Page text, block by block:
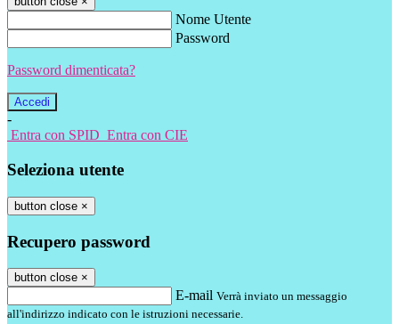
Nome Utente
Password
Password dimenticata?
-
Entra con SPID Entra con CIE
Seleziona utente
button close ×
Recupero password
button close ×
E-mail Verrà inviato un messaggio
all'indirizzo indicato con le istruzioni necessarie.